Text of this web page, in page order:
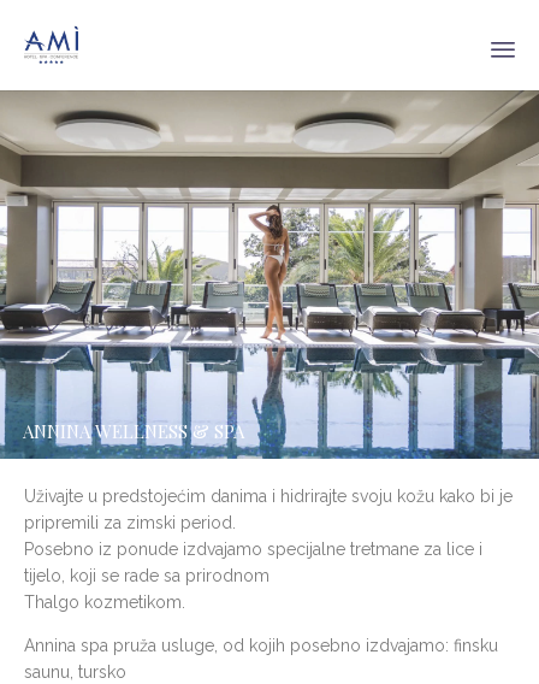
ANNINA WELLNESS & SPA
Uživajte u predstojećim danima i hidrirajte svoju kožu kako bi je
pripremili za zimski period.
Posebno iz ponude izdvajamo specijalne tretmane za lice i
tijelo, koji se rade sa prirodnom
Thalgo kozmetikom.
Annina spa pruža usluge, od kojih posebno izdvajamo: finsku
saunu, tursko